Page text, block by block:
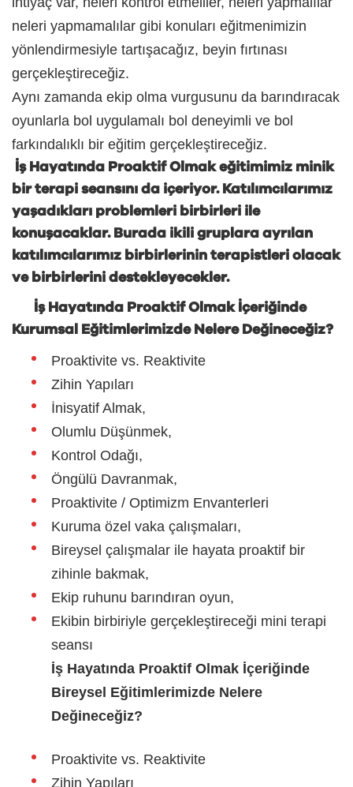
neleri yapmamalılar gibi konuları eğitmenimizin
yönlendirmesiyle tartışacağız, beyin fırtınası
gerçekleştireceğiz.
Aynı zamanda ekip olma vurgusunu da barındıracak
oyunlarla bol uygulamalı bol deneyimli ve bol
farkındalıklı bir eğitim gerçekleştireceğiz.
İş Hayatında Proaktif Olmak eğitimimiz minik
bir terapi seansını da içeriyor. Katılımcılarımız
yaşadıkları problemleri birbirleri ile
konuşacaklar. Burada ikili gruplara ayrılan
katılımcılarımız birbirlerinin terapistleri olacak
ve birbirlerini destekleyecekler.
İş Hayatında Proaktif Olmak İçeriğinde
Kurumsal Eğitimlerimizde Nelere Değineceğiz?
Proaktivite vs. Reaktivite
Zihin Yapıları
İnisyatif Almak,
Olumlu Düşünmek,
Kontrol Odağı,
Öngülü Davranmak,
Proaktivite / Optimizm Envanterleri
Kuruma özel vaka çalışmaları,
Bireysel çalışmalar ile hayata proaktif bir
zihinle bakmak,
Ekip ruhunu barındıran oyun,
Ekibin birbiriyle gerçekleştireceği mini terapi
seansı
İş Hayatında Proaktif Olmak İçeriğinde
Bireysel Eğitimlerimizde Nelere
Değineceğiz?
Proaktivite vs. Reaktivite
Zihin Yapıları